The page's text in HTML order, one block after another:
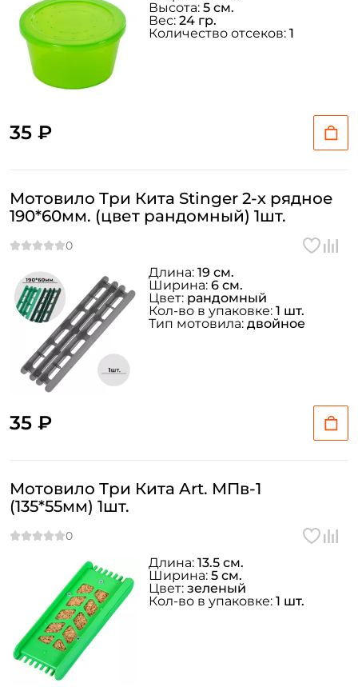
35 ₽
Высота: 5 см.
Вес: 24 гр.
Количество отсеков: 1
Мотовило Три Кита Stinger 2-х рядное
190*60мм. (цвет рандомный) 1шт.
35 ₽
Длина: 19 см.
Ширина: 6 см.
Цвет: рандомный
Кол-во в упаковке: 1 шт.
Тип мотовила: двойное
Мотовило Три Кита Art. МПв-1
(135*55мм) 1шт.
Длина: 13.5 см.
Ширина: 5 см.
Цвет: зеленый
Кол-во в упаковке: 1 шт.